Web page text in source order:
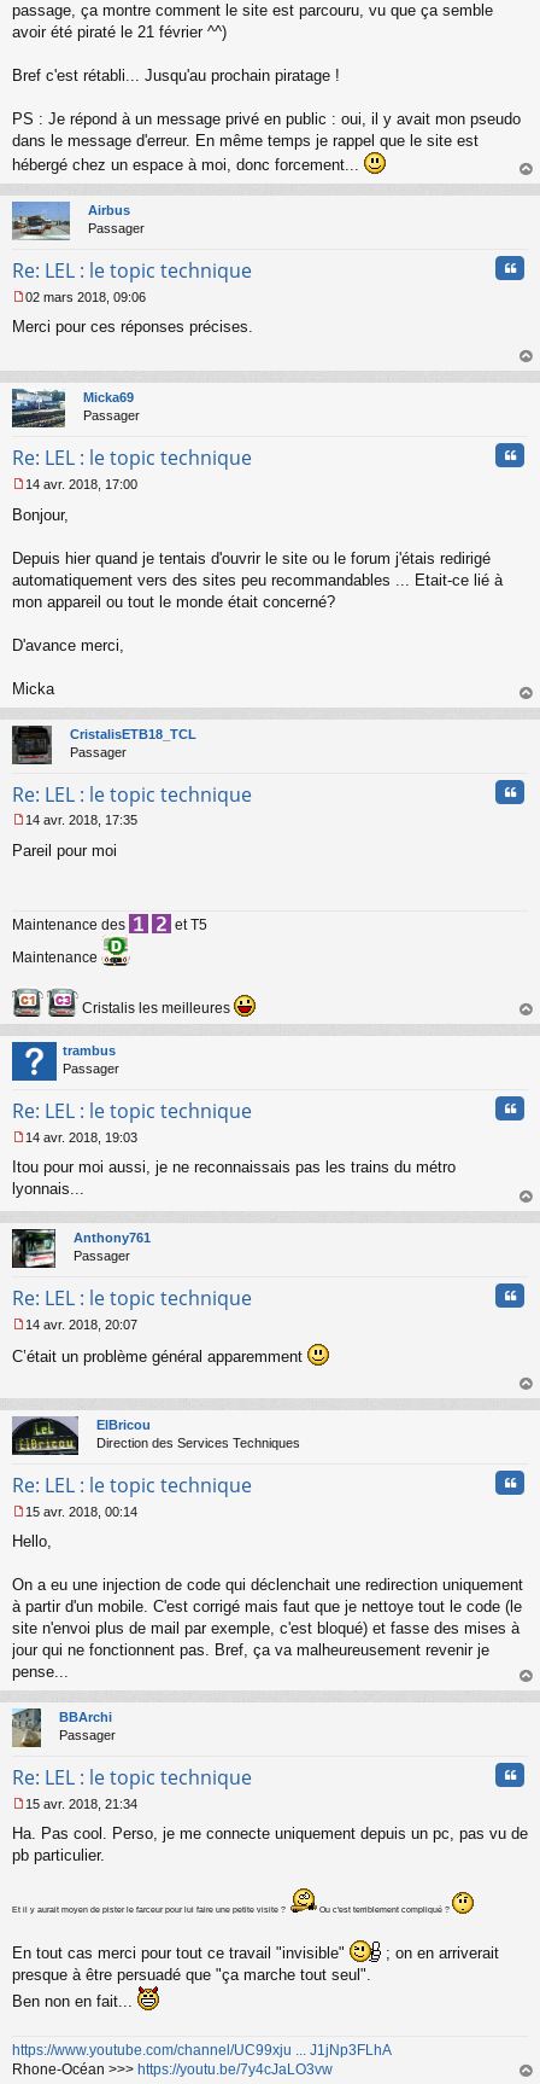
u
passage, ça montre comment le site est parcouru, vu que ça semble
avoir été piraté le 21 février ^^)
Bref c'est rétabli... Jusqu'au prochain piratage !
PS : Je répond à un message privé en public : oui, il y avait mon pseudo
dans le message d'erreur. En même temps je rappel que le site est
hébergé chez un espace à moi, donc forcement...
au
Airbus
Passager
Re: LEL : le topic technique
e
a
g
e
o
l
u
02 mars 2018, 09:06
Merci pour ces réponses précises.
au
Micka69
Passager
Re: LEL : le topic technique
e
a
g
e
o
u
14 avr. 2018, 17:00
Bonjour,
Depuis hier quand je tentais d'ouvrir le site ou le forum j'étais redirigé
automatiquement vers des sites peu recommandables ... Etait-ce lié à
mon appareil ou tout le monde était concerné?
D'avance merci,
Micka
au
CristalisETB18_TCL
Passager
Re: LEL : le topic technique
e
g
n
n
l
14 avr. 2018, 17:35
Pareil pour moi
Maintenance des
et T5
Maintenance
Cristalis les meilleures
au
trambus
Passager
Re: LEL : le topic technique
e
s
a
g
e
o
l
u
14 avr. 2018, 19:03
Itou pour moi aussi, je ne reconnaissais pas les trains du métro
lyonnais...
au
Anthony761
Passager
Re: LEL : le topic technique
e
a
g
e
o
l
u
14 avr. 2018, 20:07
C’était un problème général apparemment
au
ElBricou
Direction des Services Techniques
Re: LEL : le topic technique
e
s
g
e
n
o
n
l
u
15 avr. 2018, 00:14
Hello,
On a eu une injection de code qui déclenchait une redirection uniquement
à partir d'un mobile. C'est corrigé mais faut que je nettoye tout le code (le
site n'envoi plus de mail par exemple, c'est bloqué) et fasse des mises à
jour qui ne fonctionnent pas. Bref, ça va malheureusement revenir je
pense...
au
BBArchi
Passager
Re: LEL : le topic technique
e
s
g
o
n
l
15 avr. 2018, 21:34
Ha. Pas cool. Perso, je me connecte uniquement depuis un pc, pas vu de
pb particulier.
Et il y aurait moyen de pister le farceur pour lui faire une petite visite ? Ou c'est terriblement compliqué ?
En tout cas merci pour tout ce travail "invisible"
; on en arriverait
presque à être persuadé que "ça marche tout seul".
Ben non en fait...
https://www.youtube.com/channel/UC99xju ... J1jNp3FLhA
Rhone-Océan >>> https://youtu.be/7y4cJaLO3vw